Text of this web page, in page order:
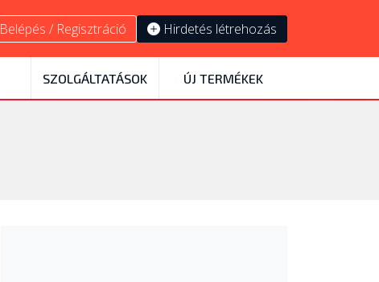
Belépés / Regisztráció Hirdetés létrehozás
SZOLGÁLTATÁSOK ÚJ TERMÉKEK